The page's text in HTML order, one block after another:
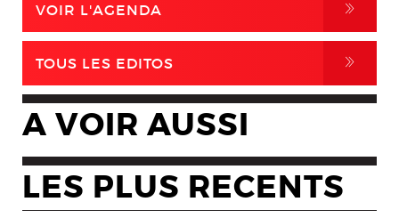
VOIR L'AGENDA ,
TOUS LES EDITOS ,
A VOIR AUSSI
LES PLUS RECENTS